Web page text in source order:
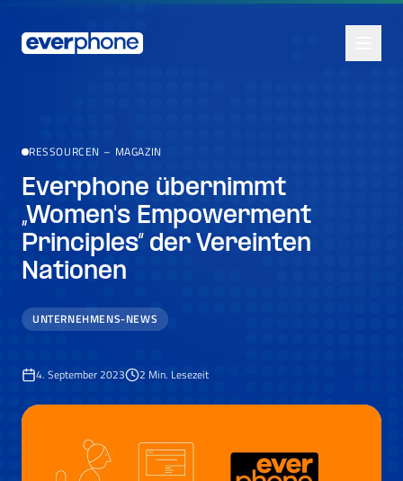
RESSOURCEN – MAGAZIN
Everphone übernimmt
„Women's Empowerment
Principles“ der Vereinten
Nationen
UNTERNEHMENS-NEWS
4. September 2023 2 Min. Lesezeit